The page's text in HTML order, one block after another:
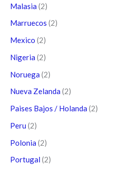
Malasia (2)
Marruecos (2)
Mexico (2)
Nigeria (2)
Noruega (2)
Nueva Zelanda (2)
Paises Bajos / Holanda (2)
Peru (2)
Polonia (2)
Portugal (2)